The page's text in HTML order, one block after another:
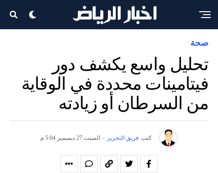
صحة
تحليل واسع يكشف دور
فيتامينات محددة في الوقاية
من السرطان أو زيادته
كتب فريق التحرير - السبت 27 ديسمبر 5:04 م